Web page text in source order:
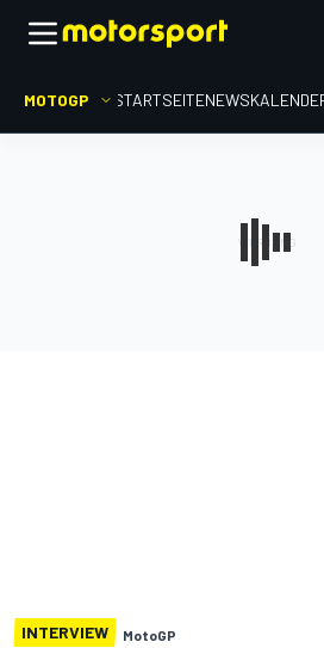
MOTOGP STARTSEITENEWS
INTERVIEW MotoGP